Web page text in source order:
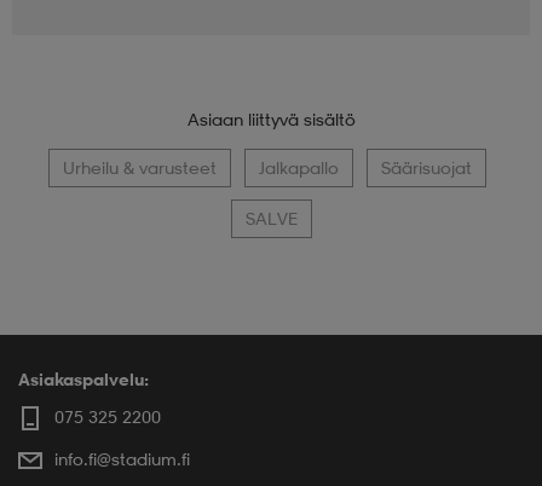
Asiaan liittyvä sisältö
Urheilu & varusteet Jalkapallo Säärisuojat
SALVE
Asiakaspalvelu:
075 325 2200
info.fi@stadium.fi